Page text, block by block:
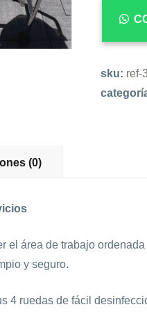
sku: ref-
(0)
el área de trabajo
y seguro.
4 ruedas de fácil